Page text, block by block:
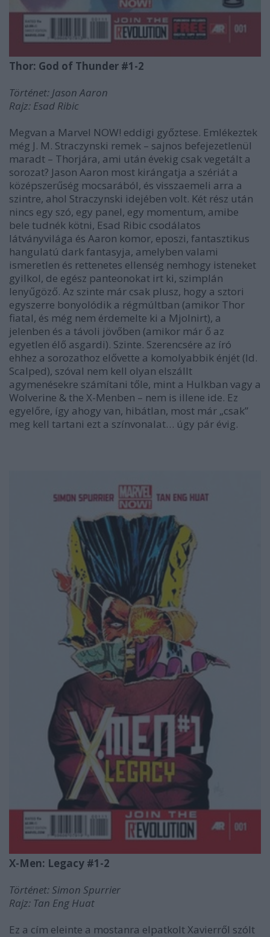
Thor: God of Thunder #1-2
Történet: Jason Aaron
Rajz: Esad Ribic
Megvan a Marvel NOW! eddigi győztese. Emlékeztek
még J. M. Straczynski remek – sajnos befejezetlenül
maradt – Thorjára, ami után évekig csak vegetált a
sorozat? Jason Aaron most kirángatja a szériát a
középszerűség mocsarából, és visszaemeli arra a
szintre, ahol Straczynski idejében volt. Két rész után
nincs egy szó, egy panel, egy momentum, amibe
bele tudnék kötni, Esad Ribic csodálatos
látványvilága és Aaron komor, eposzi, fantasztikus
hangulatú dark fantasyja, amelyben valami
ismeretlen és rettenetes ellenség nemhogy isteneket
gyilkol, de egész panteonokat irt ki, szimplán
lenyűgöző. Az szinte már csak plusz, hogy a sztori
egyszerre bonyolódik a régmúltban (amikor Thor
fiatal, és még nem érdemelte ki a Mjolnirt), a
jelenben és a távoli jövőben (amikor már ő az
egyetlen élő asgardi). Szinte. Szerencsére az író
ehhez a sorozathoz elővette a komolyabbik énjét (ld.
Scalped), szóval nem kell olyan elszállt
agymenésekre számítani tőle, mint a Hulkban vagy a
Wolverine & the X-Menben – nem is illene ide. Ez
egyelőre, így ahogy van, hibátlan, most már „csak”
meg kell tartani ezt a színvonalat… úgy pár évig.
X-Men: Legacy #1-2
Történet: Simon Spurrier
Rajz: Tan Eng Huat
Ez a cím eleinte a mostanra elpatkolt Xavierről szólt